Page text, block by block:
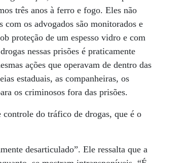
três anos à ferro e fogo. Eles não
os advogados são monitorados e
proteção de um espesso vidro e com
nessas prisões é praticamente
ações que operavam de dentro das
estaduais, as companheiras, os
os criminosos fora das prisões.
controle do tráfico de drogas, que é o
desarticulado”. Ele ressalta que a